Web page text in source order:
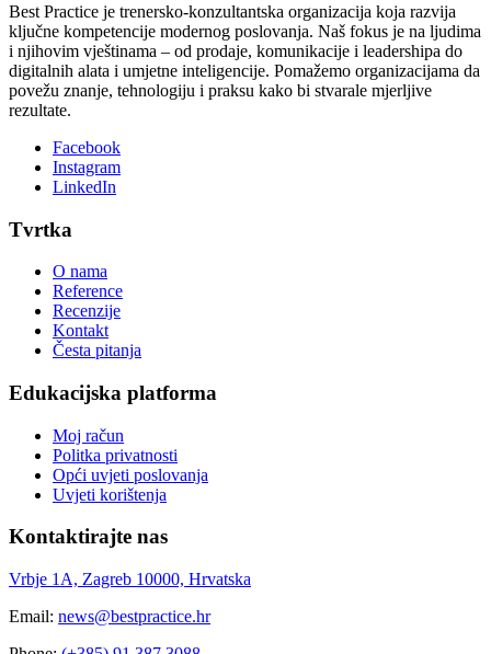
Best Practice je trenersko-konzultantska organizacija koja razvija
ključne kompetencije modernog poslovanja. Naš fokus je na ljudima
i njihovim vještinama – od prodaje, komunikacije i leadershipa do
digitalnih alata i umjetne inteligencije. Pomažemo organizacijama da
povežu znanje, tehnologiju i praksu kako bi stvarale mjerljive
rezultate.
Facebook
Instagram
LinkedIn
Tvrtka
O nama
Reference
Recenzije
Kontakt
Česta pitanja
Edukacijska platforma
Moj račun
Politka privatnosti
Opći uvjeti poslovanja
Uvjeti korištenja
Kontaktirajte nas
Vrbje 1A, Zagreb 10000, Hrvatska
Email: news@bestpractice.hr